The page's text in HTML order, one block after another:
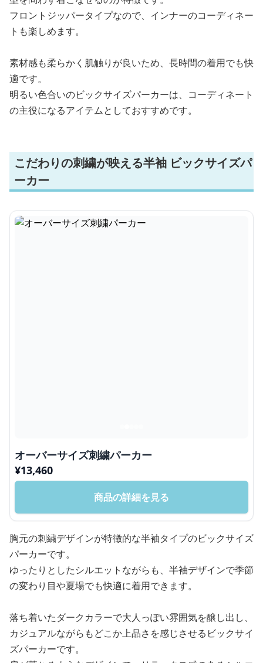
フロントジッパータイプなので、インナーのコーディネー
トも楽しめます。
素材感も柔らかく肌触りが良いため、長時間の着用でも快
適です。
明るい色合いのビックサイズパーカーは、コーディネート
の主役になるアイテムとしておすすめです。
こだわりの刺繍が映える半袖 ビックサイズパ
ーカー
オーバーサイズ刺繍パーカー
¥13,460
商品の詳細を見る
胸元の刺繍デザインが特徴的な半袖タイプのビックサイズ
パーカーです。
ゆったりとしたシルエットながらも、半袖デザインで季節
の変わり目や夏場でも快適に着用できます。
落ち着いたダークカラーで大人っぽい雰囲気を醸し出し、
カジュアルながらもどこか上品さを感じさせるビックサイ
ズパーカーです。